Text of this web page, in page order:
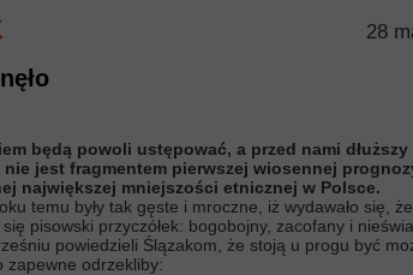
28
będą powoli ustępować, a przed nami
jest fragmentem pierwszej wiosennej
największej mniejszości etnicznej w Polsce.
temu były tak gęste i mroczne, iż wydawało się,
pisowski przyczółek: bogobojny, zacofany i
powiedzieli Ślązakom, że stoją u progu być
zapewne odrzekliby: